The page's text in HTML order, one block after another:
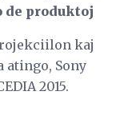
de produktoj
kaj
atingo, Sony
2015.